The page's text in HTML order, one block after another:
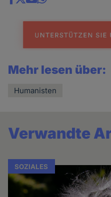
Share
news
Mehr lesen über:
Humanisten
Verwandte
SOZIALES